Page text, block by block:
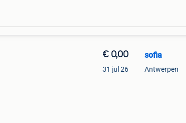
€ 0,00
31 jul 26
sofia
Antwerpen